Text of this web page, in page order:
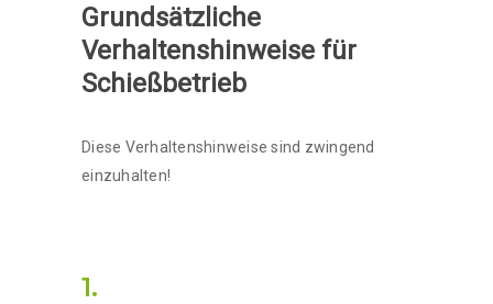
Grundsätzliche
Verhaltenshinweise für
Schießbetrieb
Diese Verhaltenshinweise sind zwingend
einzuhalten!
1.